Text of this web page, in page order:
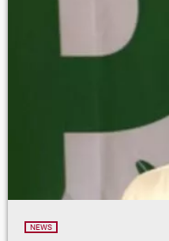
NEWS